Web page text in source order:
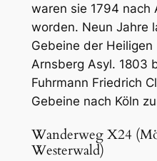
waren sie 1794 nach
worden. Neun Jahre
Gebeine der Heiligen
Arnsberg Asyl. 1803
Fuhrmann Friedrich
Gebeine nach Köln
Wanderweg X24
Westerwald)